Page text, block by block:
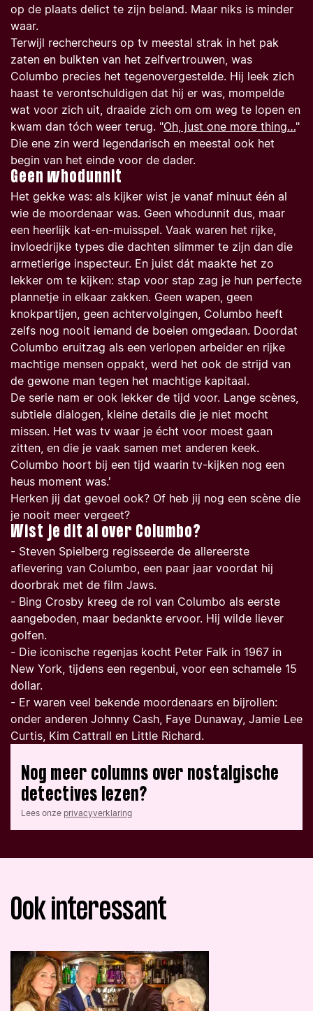
op de plaats delict te zijn beland. Maar niks is minder
waar.
Terwijl rechercheurs op tv meestal strak in het pak
zaten en bulkten van het zelfvertrouwen, was
Columbo precies het tegenovergestelde. Hij leek zich
haast te verontschuldigen dat hij er was, mompelde
wat voor zich uit, draaide zich om om weg te lopen en
kwam dan tóch weer terug. "Oh, just one more thing…"
Die ene zin werd legendarisch en meestal ook het
begin van het einde voor de dader.
Geen whodunnit
Het gekke was: als kijker wist je vanaf minuut één al
wie de moordenaar was. Geen whodunnit dus, maar
een heerlijk kat-en-muisspel. Vaak waren het rijke,
invloedrijke types die dachten slimmer te zijn dan die
armetierige inspecteur. En juist dát maakte het zo
lekker om te kijken: stap voor stap zag je hun perfecte
plannetje in elkaar zakken. Geen wapen, geen
knokpartijen, geen achtervolgingen, Columbo heeft
zelfs nog nooit iemand de boeien omgedaan. Doordat
Columbo eruitzag als een verlopen arbeider en rijke
machtige mensen oppakt, werd het ook de strijd van
de gewone man tegen het machtige kapitaal.
De serie nam er ook lekker de tijd voor. Lange scènes,
subtiele dialogen, kleine details die je niet mocht
missen. Het was tv waar je écht voor moest gaan
zitten, en die je vaak samen met anderen keek.
Columbo hoort bij een tijd waarin tv-kijken nog een
heus moment was.'
Herken jij dat gevoel ook? Of heb jij nog een scène die
je nooit meer vergeet?
Wist je dit al over Columbo?
- Steven Spielberg regisseerde de allereerste
aflevering van Columbo, een paar jaar voordat hij
doorbrak met de film Jaws.
- Bing Crosby kreeg de rol van Columbo als eerste
aangeboden, maar bedankte ervoor. Hij wilde liever
golfen.
- Die iconische regenjas kocht Peter Falk in 1967 in
New York, tijdens een regenbui, voor een schamele 15
dollar.
- Er waren veel bekende moordenaars en bijrollen:
onder anderen Johnny Cash, Faye Dunaway, Jamie Lee
Curtis, Kim Cattrall en Little Richard.
Nog meer columns over nostalgische
detectives lezen?
Lees onze privacyverklaring
Ook interessant